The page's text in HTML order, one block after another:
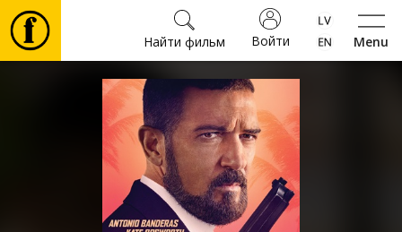
Menu
Войти
Найти фильм
Фильмы